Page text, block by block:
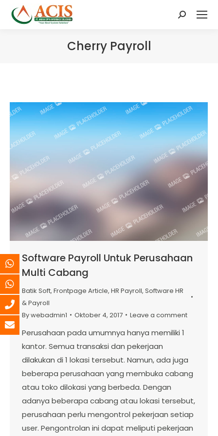
Search:
Cherry Payroll
Software Payroll Untuk Perusahaan
Multi Cabang
Batik Soft, Frontpage Article, HR Payroll, Software HR
& Payroll
Bywebadmin1 Oktober 4, 2017 Leave a comment
Perusahaan pada umumnya hanya memiliki 1
kantor. Semua transaksi dan pekerjaan
dilakukan di 1 lokasi tersebut. Namun, ada juga
beberapa perusahaan yang membuka cabang
atau toko dilokasi yang berbeda. Dengan
adanya beberapa cabang atau lokasi tersebut,
perusahaan perlu mengontrol pekerjaan setiap
user. Pengontrolan ini dapat meliputi pekerjaan